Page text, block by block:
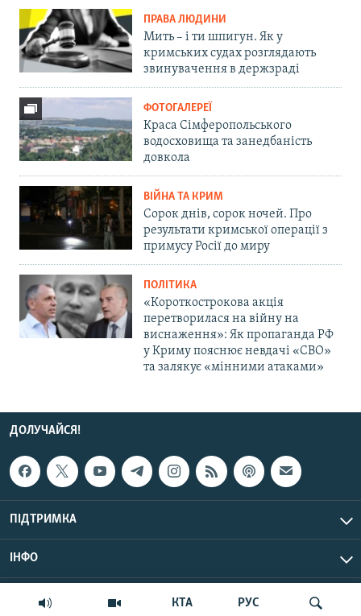
КТА РУС
ПРАВА ЛЮДИНИ
Мить – і ти шпигун. Як у
кримських судах розглядають
звинувачення в держзраді
ФОТОГАЛЕРЕЇ
Краса Сімферопольського
водосховища та занедбаність
довкола
ВІЙНА ТА КРИМ
Сорок днів, сорок ночей. Про
результати кримської операції з
примусу Росії до миру
ПОЛІТИКА
«Короткострокова акція
перетворилася на війну на
виснаження»: Як пропаганда РФ
у Криму пояснює невдачі «СВО»
та залякує «мінними атаками»
ДОЛУЧАЙСЯ!
ПІДТРИМКА
ІНФО
© Крим.Реалії, 2026 | Усі права застережено.